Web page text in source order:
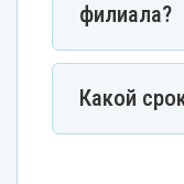
филиала?
Какой